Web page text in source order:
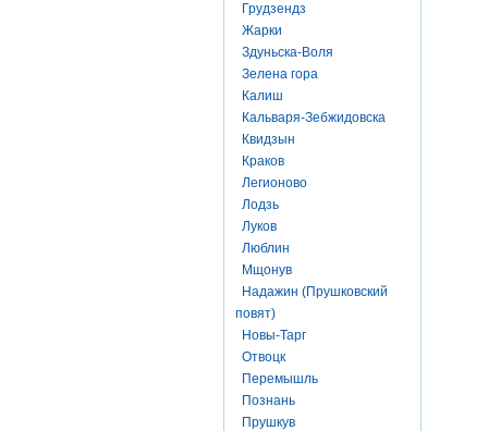
Грудзендз
Жарки
Здуньска-Воля
Зелена гора
Калиш
Кальваря-Зебжидовска
Квидзын
Краков
Легионово
Лодзь
Луков
Люблин
Мщонув
Надажин (Прушковский
повят)
Новы-Тарг
Отвоцк
Перемышль
Познань
Прушкув